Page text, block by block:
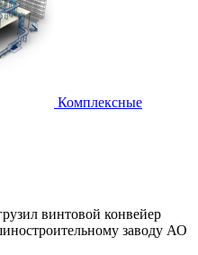
Комплексные
винтовой конвейер
заводу АО